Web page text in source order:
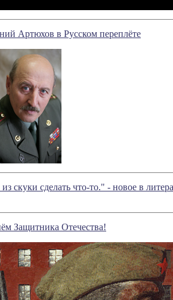
Артюхов в Русском переплёте
скуки сделать что-то." - новое в
Защитника Отечества!